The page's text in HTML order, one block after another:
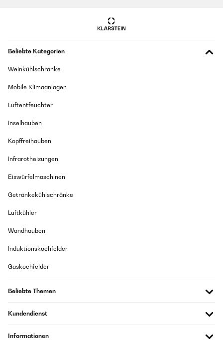
Beliebte Kategorien
Weinkühlschränke
Mobile Klimaanlagen
Luftentfeuchter
Inselhauben
Kopffreihauben
Infrarotheizungen
Eiswürfelmaschinen
Getränkekühlschränke
Luftkühler
Wandhauben
Induktionskochfelder
Gaskochfelder
Beliebte Themen
Kundendienst
Informationen